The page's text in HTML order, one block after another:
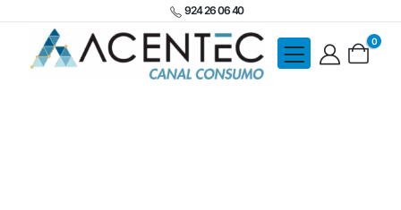
924 26 06 40
0